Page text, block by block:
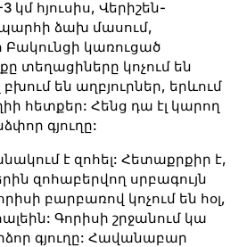
կմ հյուսիս, Վերիշեն-
ձախ մասում,
Բակունցի կառուցած
տեղացիները կոչում են
են աղբյուրներ, երևում
հետքեր: Հենց դա էլ կարող
գյուղը:
է զոհել: Հետաքրքիր է,
զոհաբերվող սրբագույն
բարբառով կոչում են հօլ,
Գորիսի շրջանում կա
գյուղը: Հավանաբար